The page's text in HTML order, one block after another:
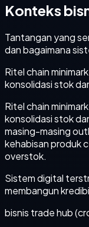
Konteks
Tantangan yang
dan bagaimana
Ritel chain
konsolidasi stok
Ritel chain
konsolidasi stok
masing-masing
kehabisan produk
overstok.
Sistem digital
membangun
bisnis trade hub